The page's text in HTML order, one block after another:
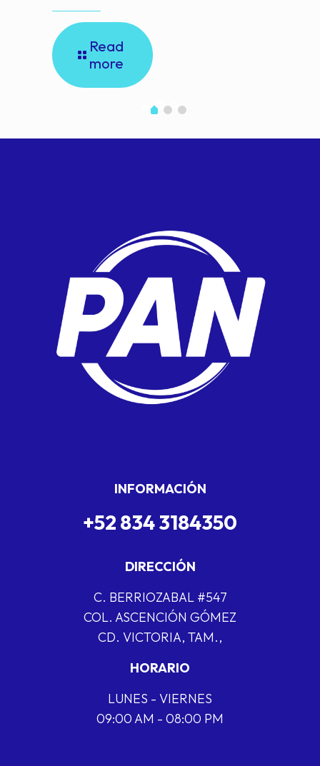
Read
more
INFORMACIÓN
+52 834 3184350
DIRECCIÓN
C. BERRIOZABAL #547
COL. ASCENCIÓN GÓMEZ
CD. VICTORIA, TAM.,
HORARIO
LUNES - VIERNES
09:00 AM - 08:00 PM